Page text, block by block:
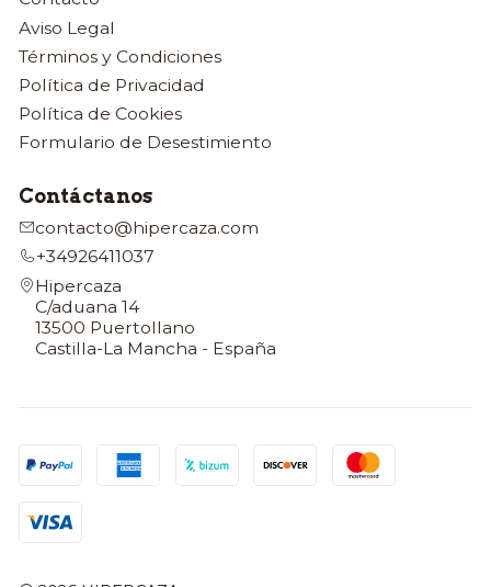
Aviso Legal
Términos y Condiciones
Política de Privacidad
Política de Cookies
Formulario de Desestimiento
Contáctanos
contacto@hipercaza.com
+34926411037
Hipercaza
C/aduana 14
13500 Puertollano
Castilla-La Mancha - España